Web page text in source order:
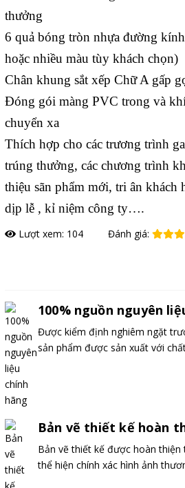
thưởng
6 quả bóng tròn nhựa đường
hoặc nhiều màu tùy khách chọn)
Chân khung sắt xếp Chữ A gấp
Đóng gói màng PVC trong và
chuyển xa
Thích hợp cho các trương trình
trúng thưởng, các chương trình
thiệu sãn phẩm mới, tri ân khách
dịp lễ , kỉ niệm công ty….
Lượt xem: 104 Đánh giá:
100% nguồn nguyên
Được kiểm định nghiêm ngặt
sản phẩm được sản xuất với
Bản vẽ thiết kế hoàn
Bản vẽ thiết kế được hoàn thiện
thể hiện chính xác hình ảnh